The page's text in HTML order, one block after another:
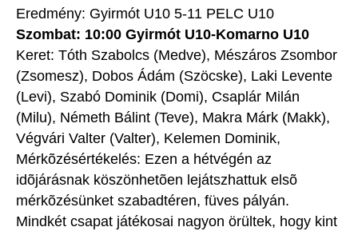
Eredmény: Gyirmót U10 5-11 PELC U10
Szombat: 10:00 Gyirmót U10-Komarno U10
Keret: Tóth Szabolcs (Medve), Mészáros Zsombor
(Zsomesz), Dobos Ádám (Szöcske), Laki Levente
(Levi), Szabó Dominik (Domi), Csaplár Milán
(Milu), Németh Bálint (Teve), Makra Márk (Makk),
Végvári Valter (Valter), Kelemen Dominik,
Mérkõzésértékelés: Ezen a hétvégén az
idõjárásnak köszönhetõen lejátszhattuk elsõ
mérkõzésünket szabadtéren, füves pályán.
Mindkét csapat játékosai nagyon örültek, hogy kint